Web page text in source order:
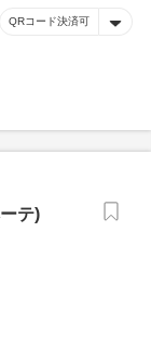
QRコード決済可
テ)